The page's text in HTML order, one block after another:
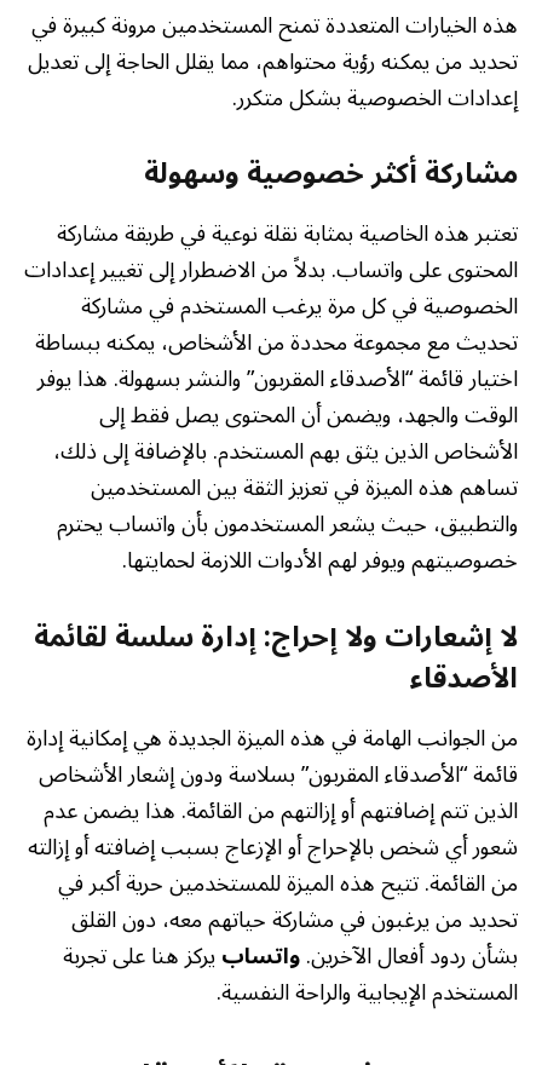
هذه الخيارات المتعددة تمنح المستخدمين مرونة كبيرة في
تحديد من يمكنه رؤية محتواهم، مما يقلل الحاجة إلى تعديل
إعدادات الخصوصية بشكل متكرر.
مشاركة أكثر خصوصية وسهولة
تعتبر هذه الخاصية بمثابة نقلة نوعية في طريقة مشاركة
المحتوى على واتساب. بدلاً من الاضطرار إلى تغيير إعدادات
الخصوصية في كل مرة يرغب المستخدم في مشاركة
تحديث مع مجموعة محددة من الأشخاص، يمكنه ببساطة
اختيار قائمة “الأصدقاء المقربون” والنشر بسهولة. هذا يوفر
الوقت والجهد، ويضمن أن المحتوى يصل فقط إلى
الأشخاص الذين يثق بهم المستخدم. بالإضافة إلى ذلك،
تساهم هذه الميزة في تعزيز الثقة بين المستخدمين
والتطبيق، حيث يشعر المستخدمون بأن واتساب يحترم
خصوصيتهم ويوفر لهم الأدوات اللازمة لحمايتها.
لا إشعارات ولا إحراج: إدارة سلسة لقائمة
الأصدقاء
من الجوانب الهامة في هذه الميزة الجديدة هي إمكانية إدارة
قائمة “الأصدقاء المقربون” بسلاسة ودون إشعار الأشخاص
الذين تتم إضافتهم أو إزالتهم من القائمة. هذا يضمن عدم
شعور أي شخص بالإحراج أو الإزعاج بسبب إضافته أو إزالته
من القائمة. تتيح هذه الميزة للمستخدمين حرية أكبر في
تحديد من يرغبون في مشاركة حياتهم معه، دون القلق
بشأن ردود أفعال الآخرين.واتسابيركز هنا على تجربة
المستخدم الإيجابية والراحة النفسية.